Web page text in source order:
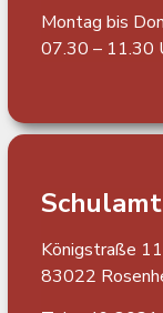
Montag bis
07.30 – 11.30
Königstraße 11
83022